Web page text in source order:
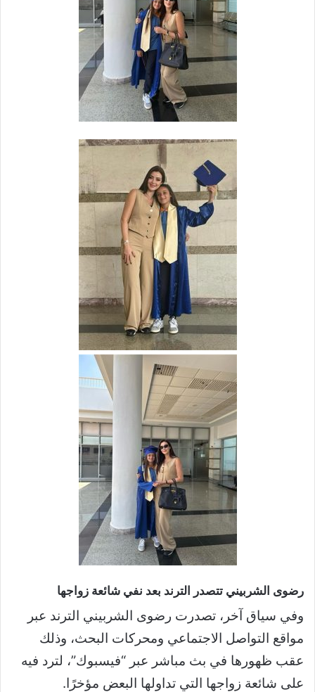
رضوى الشربيني تتصدر الترند بعد نفي شائعة زواجها
وفي سياق آخر، تصدرت رضوى الشربيني الترند عبر
مواقع التواصل الاجتماعي ومحركات البحث، وذلك
عقب ظهورها في بث مباشر عبر “فيسبوك”، لترد فيه
على شائعة زواجها التي تداولها البعض مؤخرًا.